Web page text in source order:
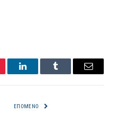
LinkedInTumblr Email
ΕΠΌΜΕΝΟ